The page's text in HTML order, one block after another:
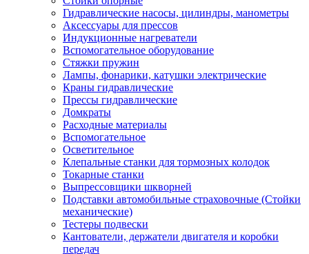
Гидравлические насосы, цилиндры, манометры
Аксессуары для прессов
Индукционные нагреватели
Вспомогательное оборудование
Стяжки пружин
Лампы, фонарики, катушки электрические
Краны гидравлические
Прессы гидравлические
Домкраты
Расходные материалы
Вспомогательное
Осветительное
Клепальные станки для тормозных колодок
Токарные станки
Выпрессовщики шкворней
Подставки автомобильные страховочные (Стойки
механические)
Тестеры подвески
Кантователи, держатели двигателя и коробки
передач